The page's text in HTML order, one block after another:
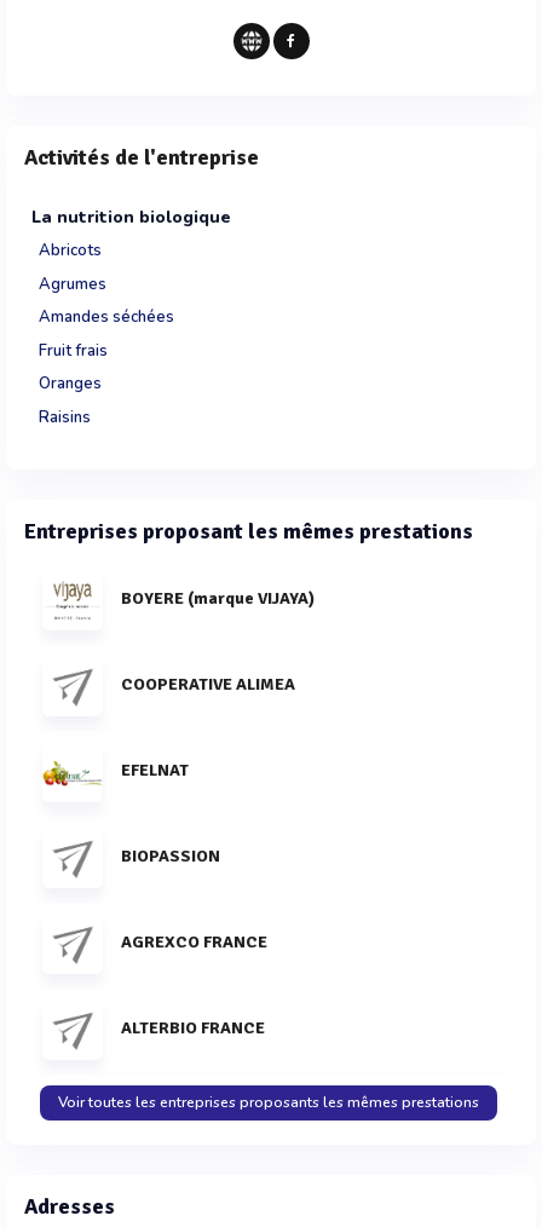
Activités de l'entreprise
La nutrition biologique
Abricots
Agrumes
Amandes séchées
Fruit frais
Oranges
Raisins
Entreprises proposant les mêmes prestations
BOYERE (marque VIJAYA)
COOPERATIVE ALIMEA
EFELNAT
BIOPASSION
AGREXCO FRANCE
ALTERBIO FRANCE
Voir toutes les entreprises proposants les mêmes prestations
Adresses